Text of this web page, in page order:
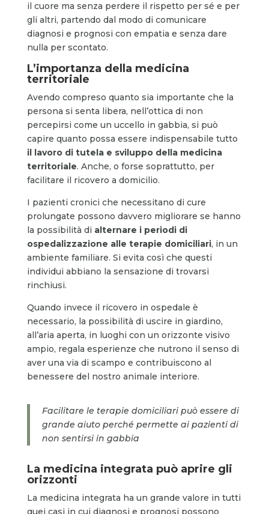
il cuore ma senza perdere il rispetto per sé e per
gli altri, partendo dal modo di comunicare
diagnosi e prognosi con empatia e senza dare
nulla per scontato.
L’importanza della medicina
territoriale
Avendo compreso quanto sia importante che la
persona si senta libera, nell’ottica di non
percepirsi come un uccello in gabbia, si può
capire quanto possa essere indispensabile tutto
il lavoro di tutela e sviluppo della medicina
territoriale. Anche, o forse soprattutto, per
facilitare il ricovero a domicilio.
I pazienti cronici che necessitano di cure
prolungate possono davvero migliorare se hanno
la possibilità di alternare i periodi di
ospedalizzazione alle terapie domiciliari, in un
ambiente familiare. Si evita così che questi
individui abbiano la sensazione di trovarsi
rinchiusi.
Quando invece il ricovero in ospedale è
necessario, la possibilità di uscire in giardino,
all’aria aperta, in luoghi con un orizzonte visivo
ampio, regala esperienze che nutrono il senso di
aver una via di scampo e contribuiscono al
benessere del nostro animale interiore.
Facilitare le terapie domiciliari può essere di
grande aiuto perché permette ai pazienti di
non sentirsi in gabbia
La medicina integrata può aprire gli
orizzonti
La medicina integrata ha un grande valore in tutti
quei casi in cui diagnosi e prognosi possono